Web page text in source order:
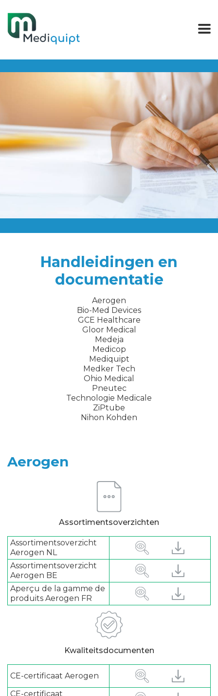
Handleidingen en
documentatie
Aerogen
Bio-Med Devices
GCE Healthcare
Gloor Medical
Medeja
Medicop
Mediquipt
Medker Tech
Ohio Medical
Pneutec
Technologie Medicale
ZiPtube
Nihon Kohden
Aerogen
Assortimentsoverzichten
Assortimentsoverzicht
Aerogen NL
Assortimentsoverzicht
Aerogen BE
Aperçu de la gamme de
produits Aerogen FR
Kwaliteitsdocumenten
CE-certificaat Aerogen
CE-certificaat